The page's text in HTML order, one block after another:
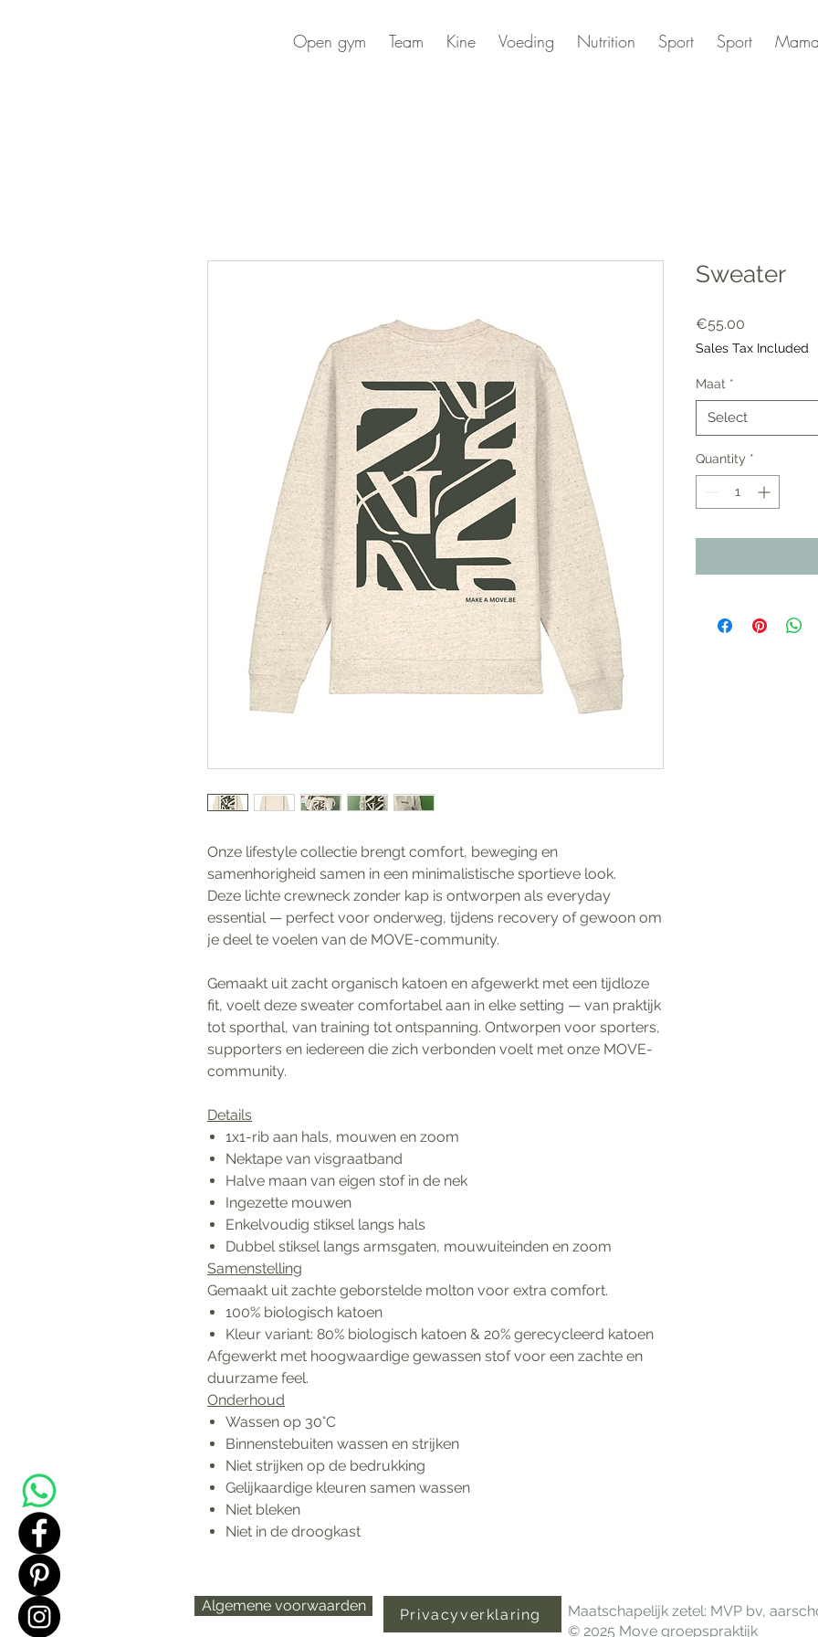
Open gym Team Kine Voeding Nutrition Sport Sport
Onze lifestyle collectie brengt comfort, beweging en
samenhorigheid samen in een minimalistische sportieve look.
Deze lichte crewneck zonder kap is ontworpen als everyday
essential — perfect voor onderweg, tijdens recovery of gewoon om
je deel te voelen van de MOVE-community.
Gemaakt uit zacht organisch katoen en afgewerkt met een tijdloze
fit, voelt deze sweater comfortabel aan in elke setting — van praktijk
tot sporthal, van training tot ontspanning. Ontworpen voor sporters,
supporters en iedereen die zich verbonden voelt met onze MOVE-
community.
Details
1x1-rib aan hals, mouwen en zoom
Nektape van visgraatband
Halve maan van eigen stof in de nek
Ingezette mouwen
Enkelvoudig stiksel langs hals
Dubbel stiksel langs armsgaten, mouwuiteinden en zoom
Samenstelling
Gemaakt uit zachte geborstelde molton voor extra comfort.
100% biologisch katoen
Kleur variant: 80% biologisch katoen & 20% gerecycleerd katoen
Afgewerkt met hoogwaardige gewassen stof voor een zachte en
duurzame feel.
Onderhoud
Wassen op 30°C
Binnenstebuiten wassen en strijken
Niet strijken op de bedrukking
Gelijkaardige kleuren samen wassen
Niet bleken
Niet in de droogkast
Sweater
€55.00
Sales Tax Included
Maat *
Select
Quantity *
Algemene voorwaarden Privacyverklaring
Maatschapelijk zetel: MVP bv,
© 2025 Move groepspraktijk